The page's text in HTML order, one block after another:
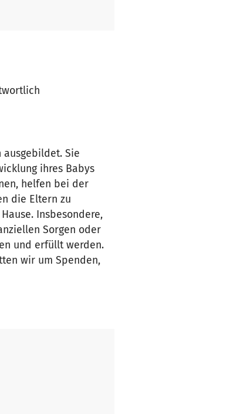
Sie
ihres Babys
helfen bei der
die Eltern zu
Insbesondere,
Sorgen oder
und erfüllt werden.
wir um Spenden,